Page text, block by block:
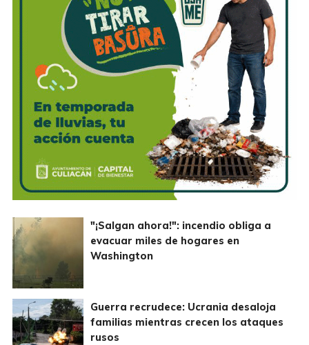
"¡Salgan ahora!": incendio obliga a
evacuar miles de hogares en
Washington
Guerra recrudece: Ucrania desaloja
familias mientras crecen los ataques
rusos